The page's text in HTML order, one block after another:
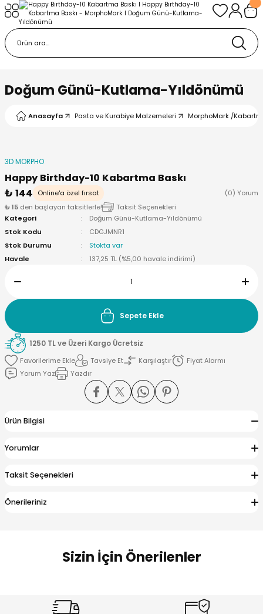
Doğum Günü-Kutlama-Yıldönümü
Anasayfa Pasta ve Kurabiye Malzemeleri MorphoMark /
3D MORPHO
Happy Birthday-10 Kabartma Baskı
₺ 144
Online'a özel fırsat
(0) Yorum
₺ 15 den başlayan taksitlerle!
Taksit Seçenekleri
Kategori
Doğum Günü-Kutlama-Yıldönümü
Stok Kodu
CDGJMNR1
Stok Durumu
Stokta var
Havale
137,25 TL (%5,00 havale indirimi)
Sepete Ekle
1250 TL ve Üzeri Kargo Ücretsiz
Tavsiye Et
Karşılaştır
Fiyat Alarmı
Yorum Yaz
Yazdır
Ürün Bilgisi
Yorumlar
Taksit Seçenekleri
Önerileriniz
Sizin İçin Önerilenler
Daire Kesici Kurabiye Kalıbı
Geri Dön
Malzemeleri
Çek Kalıp
/ Doku-Şablon Baskı
Aparatları
Pleksi
Kağıdı
Geri Dön